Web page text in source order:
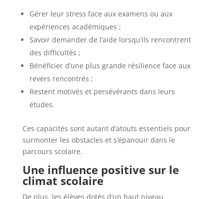
Gérer leur stress face aux examens ou aux
expériences académiques ;
Savoir demander de l’aide lorsqu’ils rencontrent
des difficultés ;
Bénéficier d’une plus grande résilience face aux
revers rencontrés ;
Restent motivés et persévérants dans leurs
études.
Ces capacités sont autant d’atouts essentiels pour
surmonter les obstacles et s’épanouir dans le
parcours scolaire.
Une influence positive sur le
climat scolaire
De plus, les élèves dotés d’un haut niveau